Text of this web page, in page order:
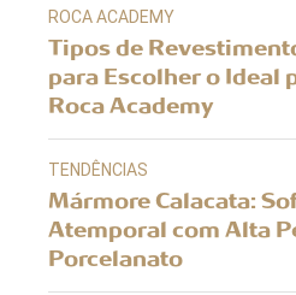
ROCA ACADEMY
Tipos de
para Escolher o Ideal
Roca Academy
TENDÊNCIAS
Mármore Calacata:
Atemporal com Alta
Porcelanato